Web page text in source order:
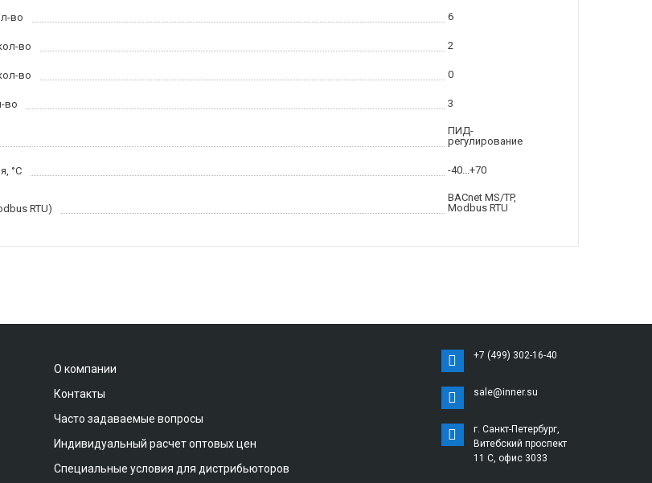
во 6
во 2
во 0
во 3
ПИД-
регулирование
°С -40...+70
RTU)
BACnet MS/TP,
Modbus RTU
О компании
Контакты
Часто задаваемые вопросы
Индивидуальный расчет оптовых цен
Специальные условия для дистрибьюторов
+7 (499) 302-16-40
sale@inner.su
г. Санкт-Петербург,
Витебский проспект
11 С, офис 3033